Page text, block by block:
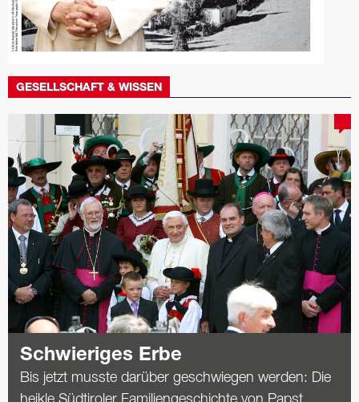
GESELLSCHAFT & WISSEN
Schwieriges Erbe
Bis jetzt musste darüber geschwiegen werden: Die